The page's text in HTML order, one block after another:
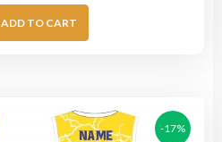
ADD TO CART
-17%